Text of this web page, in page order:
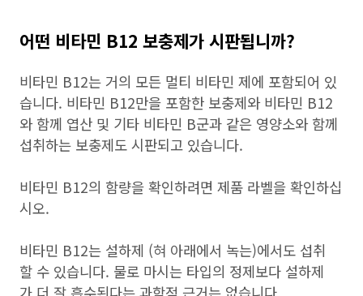
어떤 비타민 B12 보충제가 시판됩니까?
비타민 B12는 거의 모든 멀티 비타민 제에 포함되어 있
습니다. 비타민 B12만을 포함한 보충제와 비타민 B12
와 함께 엽산 및 기타 비타민 B군과 같은 영양소와 함께
섭취하는 보충제도 시판되고 있습니다.
비타민 B12의 함량을 확인하려면 제품 라벨을 확인하십
시오.
비타민 B12는 설하제 (혀 아래에서 녹는)에서도 섭취
할 수 있습니다. 물로 마시는 타입의 정제보다 설하제